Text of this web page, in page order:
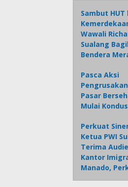
Sambut HUT
Wawali
Sualang
Bendera
Pasca Aksi
Pasar
Mulai
Perkuat
Ketua PWI
Terima
Kantor
Manado,